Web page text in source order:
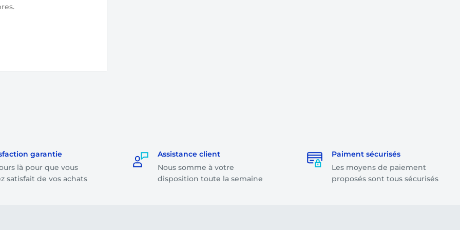
le montant total de
garantie
là pour que vous
satisfait de vos achats
Assistance client
Nous somme à votre
disposition toute la semaine
Paiment sécurisés
Les moyens de paiement
proposés sont tous sécurisés